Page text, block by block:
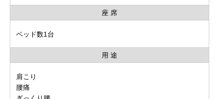
座 席
ベッド数1台
用 途
肩こり
腰痛